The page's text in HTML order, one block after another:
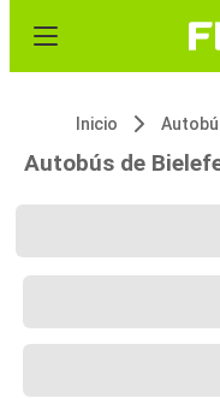
Inicio
Autobús de